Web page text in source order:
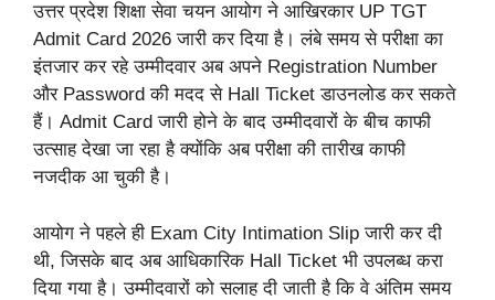
उत्तर प्रदेश शिक्षा सेवा चयन आयोग ने आखिरकार UP TGT
Admit Card 2026 जारी कर दिया है। लंबे समय से परीक्षा का
इंतजार कर रहे उम्मीदवार अब अपने Registration Number
और Password की मदद से Hall Ticket डाउनलोड कर सकते
हैं। Admit Card जारी होने के बाद उम्मीदवारों के बीच काफी
उत्साह देखा जा रहा है क्योंकि अब परीक्षा की तारीख काफी
नजदीक आ चुकी है।
आयोग ने पहले ही Exam City Intimation Slip जारी कर दी
थी, जिसके बाद अब आधिकारिक Hall Ticket भी उपलब्ध करा
दिया गया है। उम्मीदवारों को सलाह दी जाती है कि वे अंतिम समय